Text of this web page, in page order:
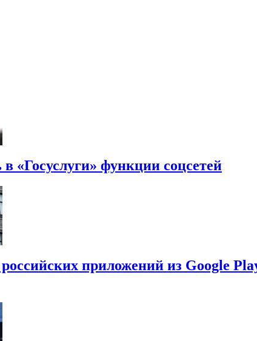
«Госуслуги» функции соцсетей
приложений из Google